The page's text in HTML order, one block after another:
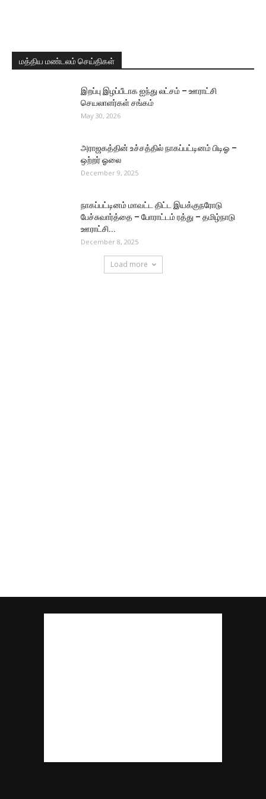
மத்திய மண்டலம் செய்திகள்
இறப்பு இழப்பீடாக ஐந்து லட்சம் – ஊராட்சி
செயலாளர்கள் சங்கம்
May 30, 2026
அராஜகத்தின் உச்சத்தில் நாகப்பட்டினம் பிடிஓ –
ஒற்றர் ஓலை
December 9, 2025
நாகப்பட்டினம் மாவட்ட திட்ட இயக்குநரோடு
பேச்சுவார்த்தை – போராட்டம் ரத்து – தமிழ்நாடு
ஊராட்சி...
December 8, 2025
Load more